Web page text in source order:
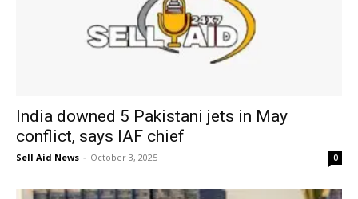
India downed 5 Pakistani jets in May
conflict, says IAF chief
Sell Aid News - October 3, 2025 0